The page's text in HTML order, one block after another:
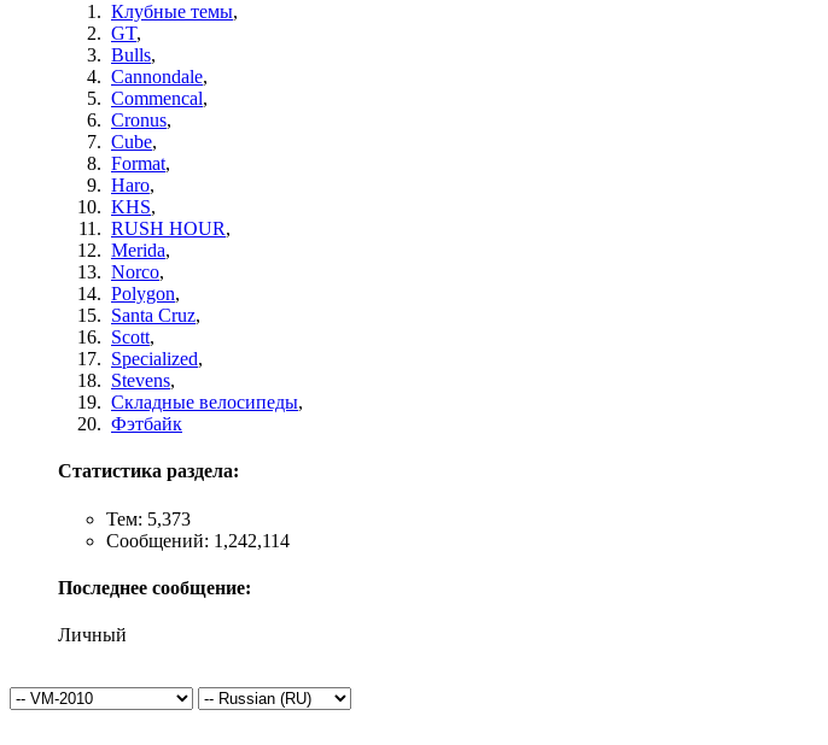
Клубные темы,
GT,
Bulls,
Cannondale,
Commencal,
Cronus,
Cube,
Format,
Haro,
KHS,
RUSH HOUR,
Merida,
Norco,
Polygon,
Santa Cruz,
Scott,
Specialized,
Stevens,
Складные велосипеды,
Фэтбайк
Статистика раздела:
Тем: 5,373
Сообщений: 1,242,114
Последнее сообщение:
Личный